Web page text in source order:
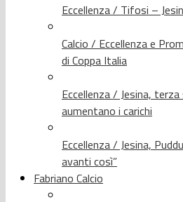
Eccellenza / Tifosi –
Calcio / Eccellenza e
di Coppa Italia
Eccellenza / Jesina,
aumentano i carichi
Eccellenza / Jesina,
avanti così”
Fabriano Calcio